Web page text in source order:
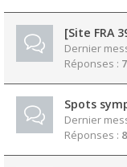
[Site FRA
Dernier
Réponses : 7
Spots
Dernier
Réponses : 8